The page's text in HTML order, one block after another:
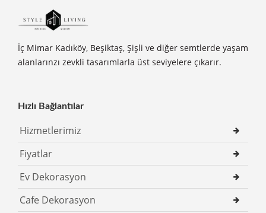
İç Mimar Kadıköy, Beşiktaş, Şişli ve diğer semtlerde yaşam
alanlarınzı zevkli tasarımlarla üst seviyelere çıkarır.
Hızlı Bağlantılar
Hizmetlerimiz
Fiyatlar
Ev Dekorasyon
Cafe Dekorasyon